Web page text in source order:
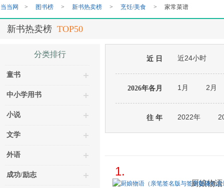
加
当当网 > 图书榜 > 新书热卖榜 > 烹饪/美食 > 家常菜谱
新书热卖榜 TOP50
分类排行
童书
中小学用书
小说
文学
外语
成功/励志
近 日 近24小时
2026年各月 1月 2月
往 年 2022年
1.
厨娘物